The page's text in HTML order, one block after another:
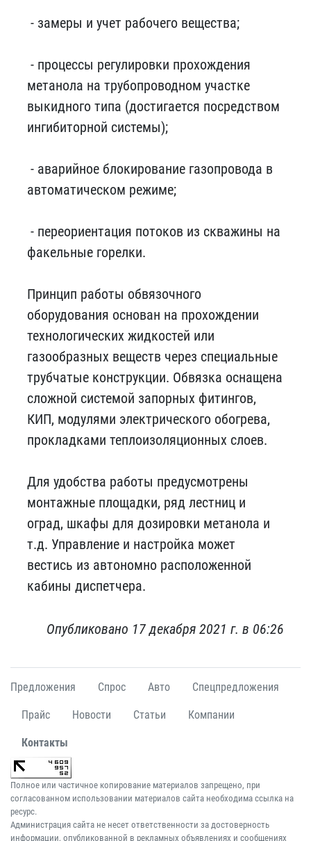
- замеры и учет рабочего вещества;
- процессы регулировки прохождения
метанола на трубопроводном участке
выкидного типа (достигается посредством
ингибиторной системы);
- аварийное блокирование газопровода в
автоматическом режиме;
- переориентация потоков из скважины на
факельные горелки.
Принцип работы обвязочного
оборудования основан на прохождении
технологических жидкостей или
газообразных веществ через специальные
трубчатые конструкции. Обвязка оснащена
сложной системой запорных фитингов,
КИП, модулями электрического обогрева,
прокладками теплоизоляционных слоев.
Для удобства работы предусмотрены
монтажные площадки, ряд лестниц и
оград, шкафы для дозировки метанола и
т.д. Управление и настройка может
вестись из автономно расположенной
кабины диспетчера.
Опубликовано 17 декабря 2021 г. в 06:26
Предложения Спрос Авто Спецпредложения
Прайс Новости Статьи Компании
Контакты
Полное или частичное копирование материалов запрещено, при
согласованном использовании материалов сайта необходима ссылка на
ресурс.
Администрация сайта не несет ответственности за достоверность
информации, опубликованной в рекламных объявлениях и сообщениях